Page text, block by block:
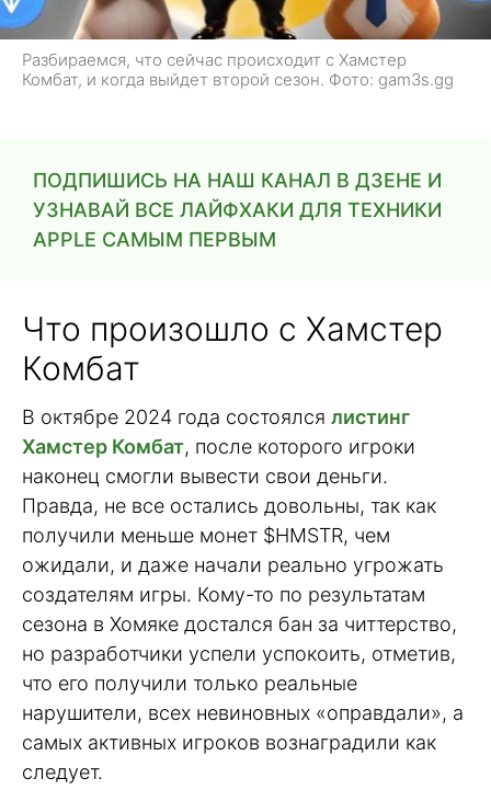
Разбираемся, что сейчас происходит с Хамстер
Комбат, и когда выйдет второй сезон. Фото: gam3s.gg
ПОДПИШИСЬ НА НАШ КАНАЛ В ДЗЕНЕ И
УЗНАВАЙ ВСЕ ЛАЙФХАКИ ДЛЯ ТЕХНИКИ
APPLE САМЫМ ПЕРВЫМ
Что произошло с Хамстер
Комбат
В октябре 2024 года состоялся листинг
Хамстер Комбат, после которого игроки
наконец смогли вывести свои деньги.
Правда, не все остались довольны, так как
получили меньше монет $HMSTR, чем
ожидали, и даже начали реально угрожать
создателям игры. Кому-то по результатам
сезона в Хомяке достался бан за читтерство,
но разработчики успели успокоить, отметив,
что его получили только реальные
нарушители, всех невиновных «оправдали», а
самых активных игроков вознаградили как
следует.